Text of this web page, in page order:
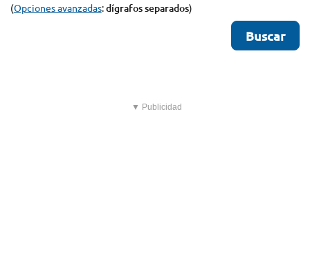
(Opciones avanzadas:dígrafos separados)
▼ Publicidad